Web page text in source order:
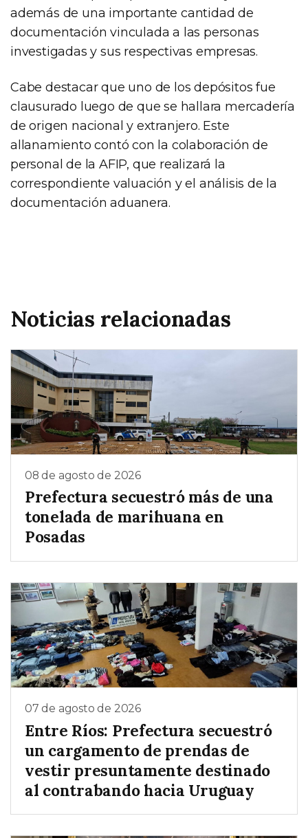
además de una importante cantidad de
documentación vinculada a las personas
investigadas y sus respectivas empresas.
Cabe destacar que uno de los depósitos fue
clausurado luego de que se hallara mercadería
de origen nacional y extranjero. Este
allanamiento contó con la colaboración de
personal de la AFIP, que realizará la
correspondiente valuación y el análisis de la
documentación aduanera.
Noticias relacionadas
08 de agosto de 2026
Prefectura secuestró más de una
tonelada de marihuana en
Posadas
07 de agosto de 2026
Entre Ríos: Prefectura secuestró
un cargamento de prendas de
vestir presuntamente destinado
al contrabando hacia Uruguay